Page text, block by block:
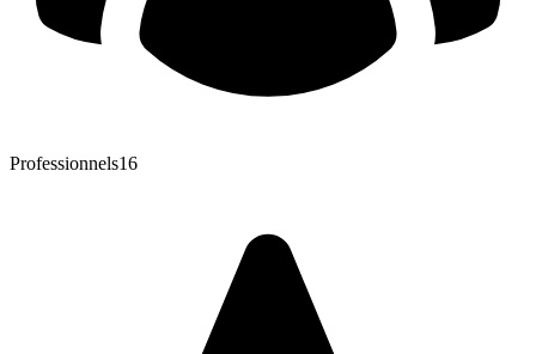
Professionnels16